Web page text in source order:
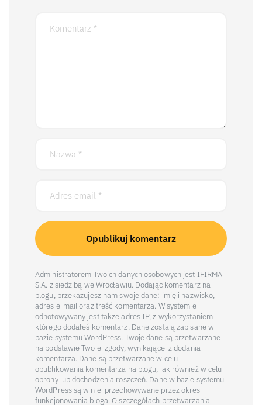
Administratorem Twoich danych osobowych jest IFIRMA
S.A. z siedzibą we Wrocławiu. Dodając komentarz na
blogu, przekazujesz nam swoje dane: imię i nazwisko,
adres e-mail oraz treść komentarza. W systemie
odnotowywany jest także adres IP, z wykorzystaniem
którego dodałeś komentarz. Dane zostają zapisane w
bazie systemu WordPress. Twoje dane są przetwarzane
na podstawie Twojej zgody, wynikającej z dodania
komentarza. Dane są przetwarzane w celu
opublikowania komentarza na blogu, jak również w celu
obrony lub dochodzenia roszczeń. Dane w bazie systemu
WordPress są w niej przechowywane przez okres
funkcjonowania bloga. O szczegółach przetwarzania